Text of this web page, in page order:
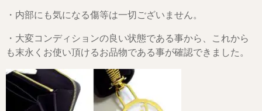
・内部にも気になる傷等は一切ございません。
・大変コンディションの良い状態である事から、これから
も末永くお使い頂けるお品物である事が確認できました。